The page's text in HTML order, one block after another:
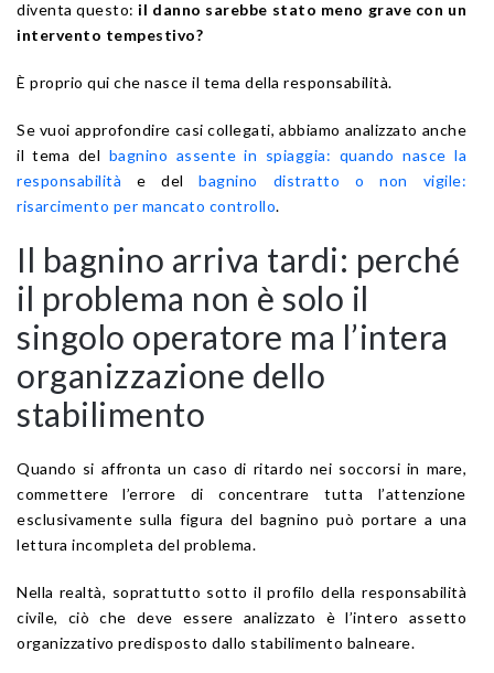
diventa questo: il danno sarebbe stato meno grave con un
intervento tempestivo?
È proprio qui che nasce il tema della responsabilità.
Se vuoi approfondire casi collegati, abbiamo analizzato anche
il tema del bagnino assente in spiaggia: quando nasce la
responsabilità e delbagnino distratto o non vigile:
risarcimento per mancato controllo.
Il bagnino arriva tardi: perché
il problema non è solo il
singolo operatore ma l’intera
organizzazione dello
stabilimento
Quando si affronta un caso di ritardo nei soccorsi in mare,
commettere l’errore di concentrare tutta l’attenzione
esclusivamente sulla figura del bagnino può portare a una
lettura incompleta del problema.
Nella realtà, soprattutto sotto il profilo della responsabilità
civile, ciò che deve essere analizzato è l’intero assetto
organizzativo predisposto dallo stabilimento balneare.